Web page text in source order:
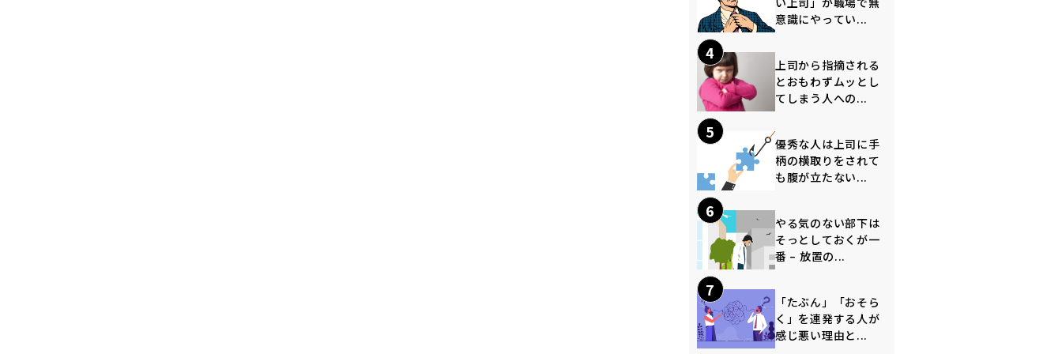
意識にやってい...
4
上司から指摘される
とおもわずムッとし
てしまう人への...
5
優秀な人は上司に手
柄の横取りをされて
も腹が立たない...
6
やる気のない部下は
そっとしておくが一
番 – 放置の...
7
「たぶん」「おそら
く」を連発する人が
感じ悪い理由と...